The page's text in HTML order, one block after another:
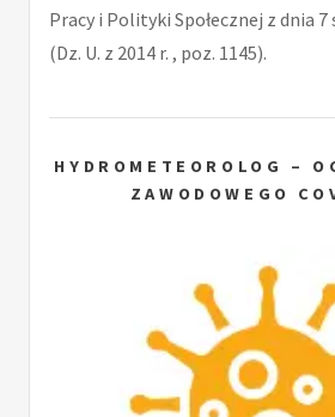
Pracy i Polityki Społecznej z dnia 7
(Dz. U. z 2014 r. , poz. 1145).
HYDROMETEOROLOG –
ZAWODOWEGO